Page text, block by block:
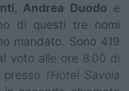
, Andrea Duodo e
di questi tre nomi
mandato. Sono 419
voto alle ore 8.00 di
l’Hotel Savoia